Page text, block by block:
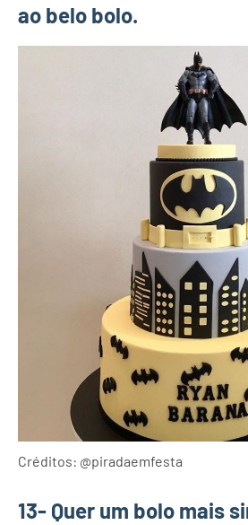
ao belo bolo.
Créditos: @piradaemfesta
13- Quer um bolo mais